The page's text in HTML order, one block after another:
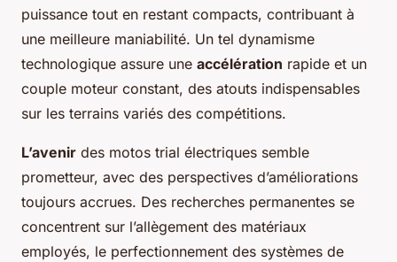
puissance tout en restant compacts, contribuant à
une meilleure maniabilité. Un tel dynamisme
technologique assure une accélération rapide et un
couple moteur constant, des atouts indispensables
sur les terrains variés des compétitions.
L’avenir des motos trial électriques semble
prometteur, avec des perspectives d’améliorations
toujours accrues. Des recherches permanentes se
concentrent sur l’allègement des matériaux
employés, le perfectionnement des systèmes de